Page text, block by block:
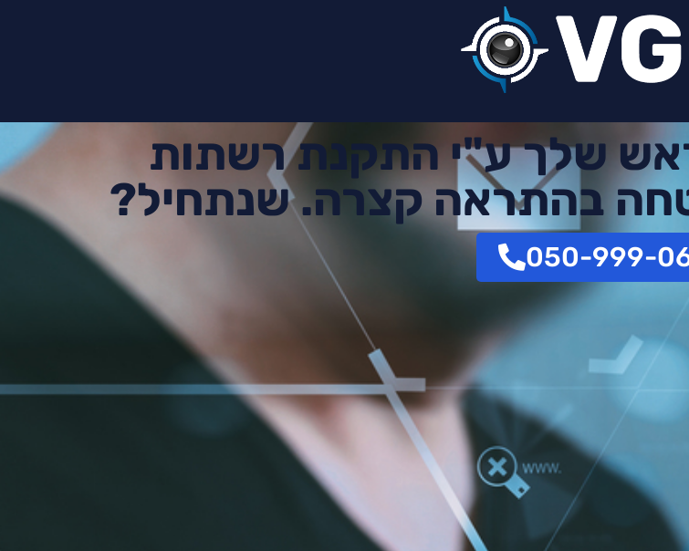
שלך ע"י התקנת רשתות
בהתראה קצרה. שנתחיל?
050-999-